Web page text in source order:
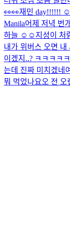
👀👀재민
Manila어제 저녁 번
하늘 ☺️☺️ 지성이 처
내가 위버스 오면
이겠지..? ㅋㅋㅋㅋ
는데 진짜 미치겠
뭐 먹었나요오 전